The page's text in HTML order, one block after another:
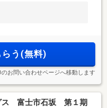
らう(無料)
のお問い合わせページへ移動します
ス 富士市石坂 第１期